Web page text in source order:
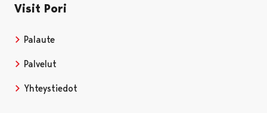
Visit Pori
Palaute
Palvelut
Yhteystiedot